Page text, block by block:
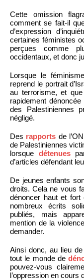
Cette omission
comment se fait-il
d’expression
certaines féministes
perçues comme
occidentaux, et donc
Lorsque le
reprend le portrait
au terrorisme, et
rapidement dénoncée
des Palestiniennes
négligé.
Des rapports de
de Palestiniennes
lorsque détenues
d’articles défendant
De jeunes enfants
droits. Cela ne vous
dénoncer haut et
nombreux écrits
publiés, mais
mention de la
demander.
Ainsi donc, au lieu
tout le monde de
pouvez-vous
l’oppression en cours